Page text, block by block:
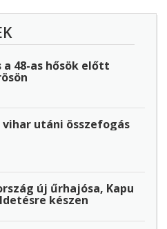
a 48-as hősök előtt
utáni összefogás
új űrhajósa, Kapu
készen